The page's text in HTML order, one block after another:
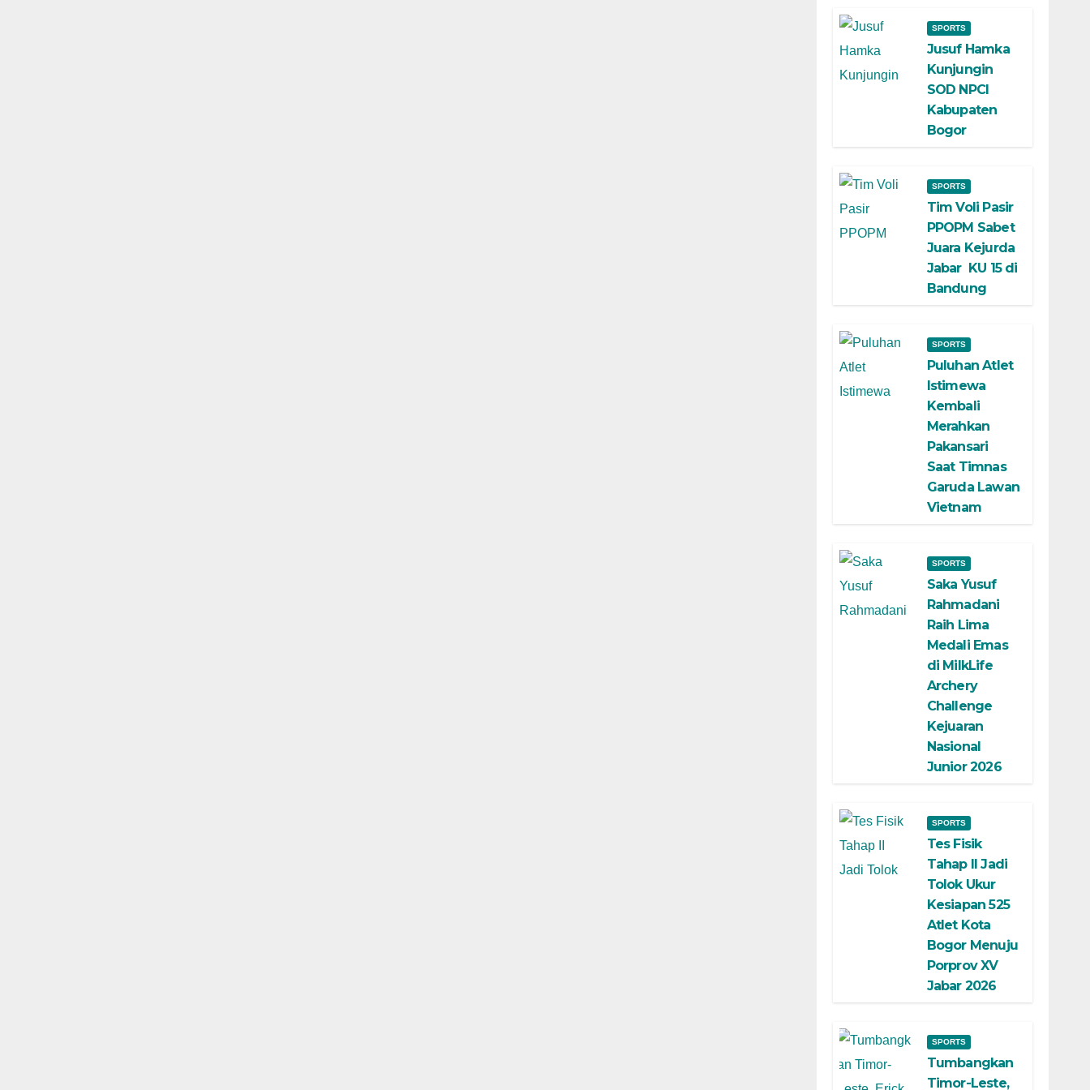
SPORTS
Jusuf Hamka
Kunjungin
SOD NPCI
Kabupaten
Bogor
SPORTS
Tim Voli Pasir
PPOPM Sabet
Juara Kejurda
Jabar KU 15 di
Bandung
SPORTS
Puluhan Atlet
Istimewa
Kembali
Merahkan
Pakansari
Saat Timnas
Garuda Lawan
Vietnam
SPORTS
Saka Yusuf
Rahmadani
Raih Lima
Medali Emas
di MilkLife
Archery
Challenge
Kejuaran
Nasional
Junior 2026
SPORTS
Tes Fisik
Tahap II Jadi
Tolok Ukur
Kesiapan 525
Atlet Kota
Bogor Menuju
Porprov XV
Jabar 2026
SPORTS
Tumbangkan
Timor-Leste,